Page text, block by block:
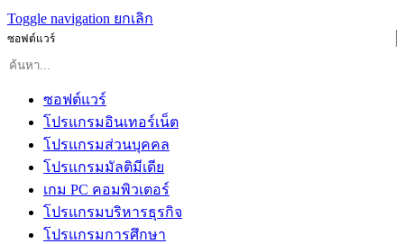
Toggle navigation ยกเลิก
ซอฟต์แวร์
ซอฟต์แวร์
โปรแกรมอินเทอร์เน็ต
โปรแกรมส่วนบุคคล
โปรแกรมมัลติมีเดีย
เกม PC คอมพิวเตอร์
โปรแกรมบริหารธุรกิจ
โปรแกรมการศึกษา